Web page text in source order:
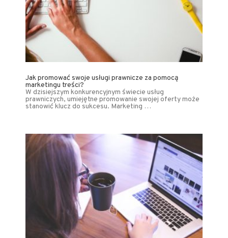
Jak promować swoje usługi prawnicze za pomocą
marketingu treści?
W dzisiejszym konkurencyjnym świecie usług
prawniczych, umiejętne promowanie swojej oferty może
stanowić klucz do sukcesu. Marketing …